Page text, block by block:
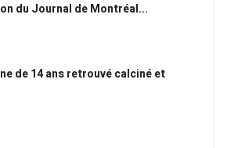
du Journal de Montréal...
de 14 ans retrouvé calciné et